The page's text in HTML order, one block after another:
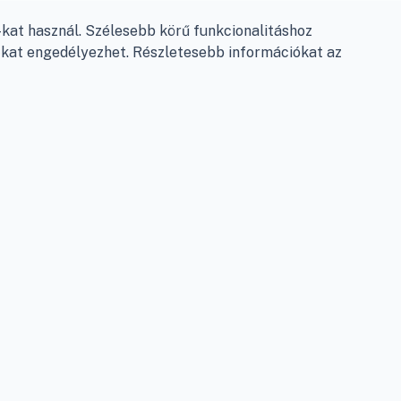
Fizetés
használ. Szélesebb körű funkcionalitáshoz
engedélyezhet. Részletesebb információkat az